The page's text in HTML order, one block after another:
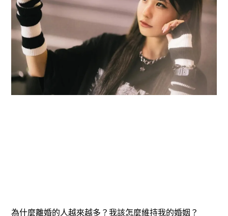
為什麼離婚的人越來越多？我該怎麼維持我的婚姻？